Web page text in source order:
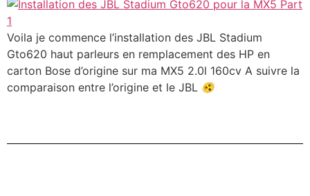
Voila je commence l’installation des JBL Stadium
Gto620 haut parleurs en remplacement des HP en
carton Bose d’origine sur ma MX5 2.0l 160cv A suivre la
comparaison entre l’origine et le JBL 🫨